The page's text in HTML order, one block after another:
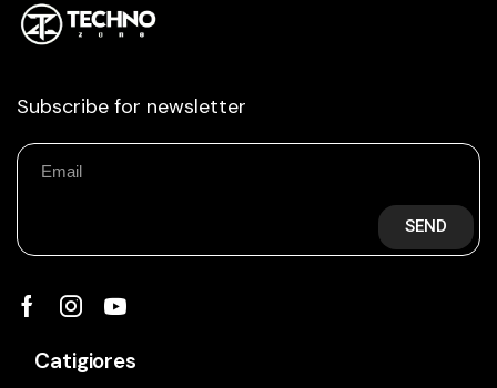
Subscribe for newsletter
SEND
Catigiores